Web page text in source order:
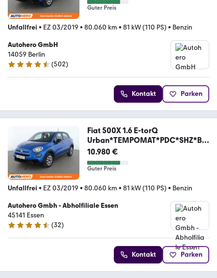
Guter Preis
Unfallfrei • EZ 03/2019 • 80.060 km • 81 kW (110 PS) • Benzin
Autohero GmbH
14059 Berlin
4.5 Sterne
(502)
Kontakt Parken
Fiat 500X 1.6 E-torQ
Urban*TEMPOMAT*PDC*SHZ*BL
UETOOTH
10.980 €
Guter Preis
Unfallfrei • EZ 03/2019 • 80.060 km • 81 kW (110 PS) • Benzin
Autohero Gmbh - Abholfiliale Essen
45141 Essen
4.7 Sterne
(32)
Kontakt Parken